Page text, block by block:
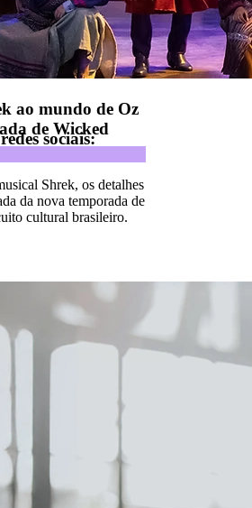
ao mundo de Oz
de Wicked
Shrek, os detalhes
da nova temporada de
cultural brasileiro.
16 | Alameda Xingu, 512, 3º andar, parte,
Barueri/SP | CEP 06455-030
sociais: